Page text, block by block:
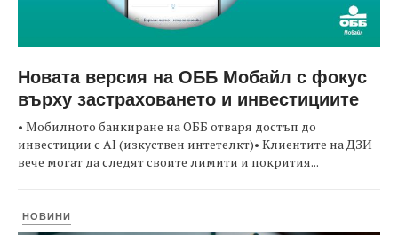
Новата версия на ОББ Мобайл с фокус
върху застраховането и инвестициите
• Мобилното банкиране на ОББ отваря достъп до
инвестиции с AI (изкуствен интетелкт)• Клиентите на ДЗИ
вече могат да следят своите лимити и покрития...
НОВИНИ